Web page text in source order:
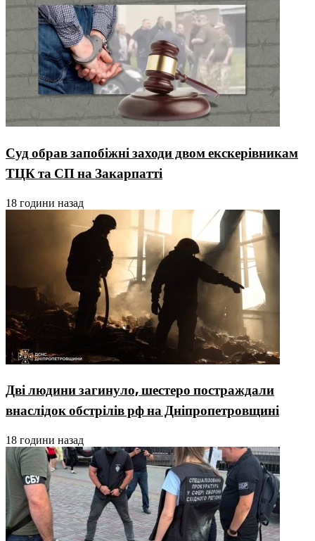
Суд обрав запобіжні заходи двом екскерівникам
ТЦК та СП на Закарпатті
18 години назад
Дві людини загинуло, шестеро постраждали
внаслідок обстрілів рф на Дніпропетровщині
18 години назад